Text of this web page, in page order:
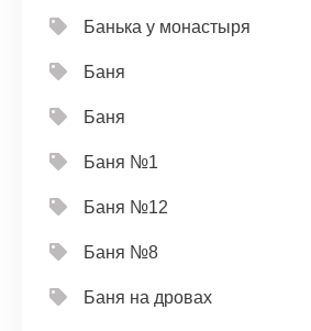
Банька у монастыря
Баня
Баня
Баня №1
Баня №12
Баня №8
Баня на дровах